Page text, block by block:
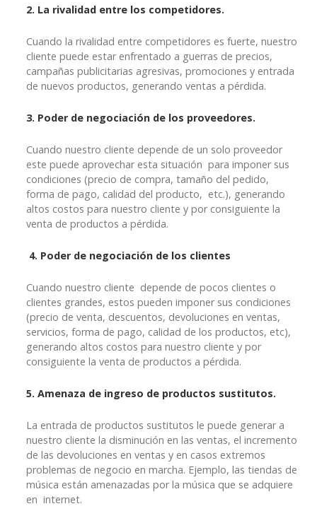
2. La rivalidad entre los competidores.
Cuando la rivalidad entre competidores es fuerte, nuestro
cliente puede estar enfrentado a guerras de precios,
campañas publicitarias agresivas, promociones y entrada
de nuevos productos, generando ventas a pérdida.
3. Poder de negociación de los proveedores.
Cuando nuestro cliente depende de un solo proveedor
este puede aprovechar esta situación para imponer sus
condiciones (precio de compra, tamaño del pedido,
forma de pago, calidad del producto, etc.), generando
altos costos para nuestro cliente y por consiguiente la
venta de productos a pérdida.
4. Poder de negociación de los clientes
Cuando nuestro cliente depende de pocos clientes o
clientes grandes, estos pueden imponer sus condiciones
(precio de venta, descuentos, devoluciones en ventas,
servicios, forma de pago, calidad de los productos, etc),
generando altos costos para nuestro cliente y por
consiguiente la venta de productos a pérdida.
5. Amenaza de ingreso de productos sustitutos.
La entrada de productos sustitutos le puede generar a
nuestro cliente la disminución en las ventas, el incremento
de las devoluciones en ventas y en casos extremos
problemas de negocio en marcha. Ejemplo, las tiendas de
música están amenazadas por la música que se adquiere
en internet.